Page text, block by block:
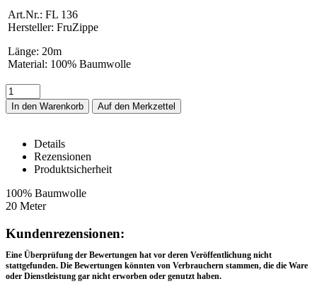
Art.Nr.: FL 136
Hersteller: FruZippe
Länge: 20m
Material: 100% Baumwolle
In den Warenkorb
Details
Rezensionen
Produktsicherheit
FL 136 – Details
100% Baumwolle
20 Meter
Rezensionen
Kundenrezensionen:
Eine Überprüfung der Bewertungen hat vor deren Veröffentlichung nicht
stattgefunden. Die Bewertungen könnten von Verbrauchern stammen, die die Ware
oder Dienstleistung gar nicht erworben oder genutzt haben.